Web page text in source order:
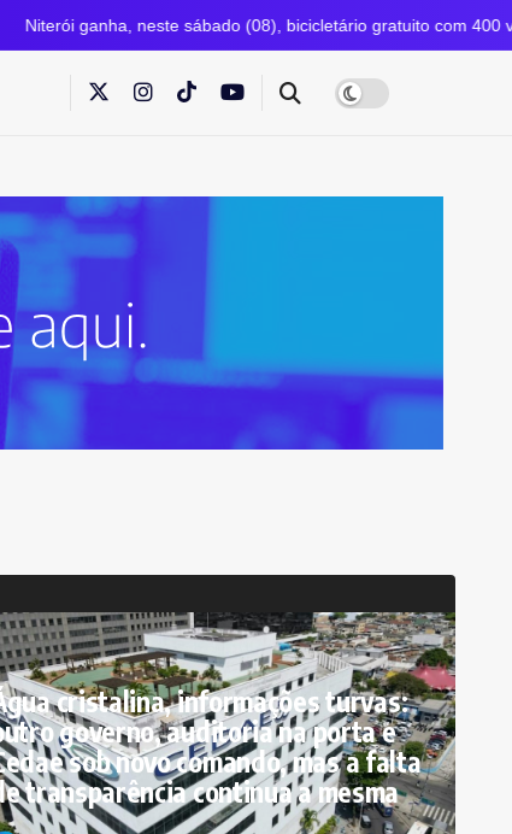
sábado (08), bicicletário gratuito com 400 vagas ao lado do
cristalina, informações turvas:
governo, auditoria na porta e
sob novo comando, mas a falta
transparência continua a mesma